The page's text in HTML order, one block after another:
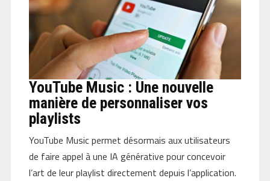
YouTube Music : Une nouvelle
manière de personnaliser vos
playlists
YouTube Music permet désormais aux utilisateurs
de faire appel à une IA générative pour concevoir
l’art de leur playlist directement depuis l’application.